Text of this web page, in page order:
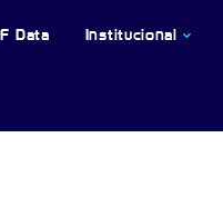
Data Institucional